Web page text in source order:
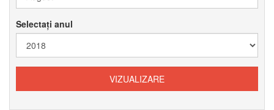
Selectați anul